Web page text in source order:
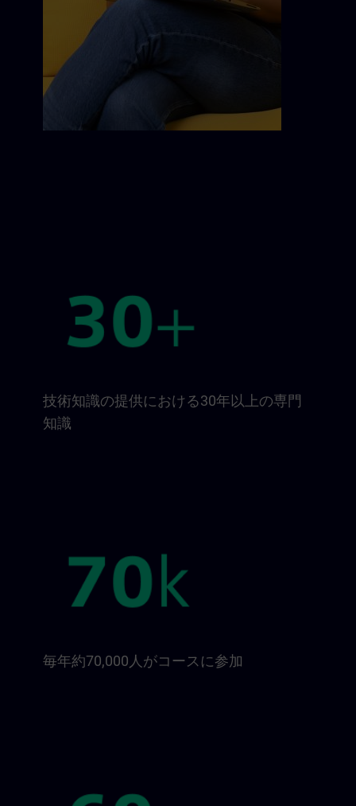
技術知識の提供における30年以上の専門
知識
毎年約70,000人がコースに参加